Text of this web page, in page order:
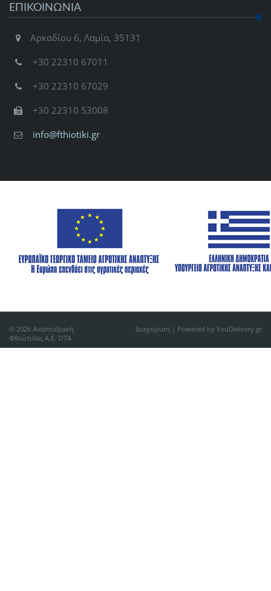
ΕΠΙΚΟΙΝΩΝΊΑ
Αρκαδίου 6, Λαμία, 35131
+30 22310 67011
+30 22310 67029
+30 22310 53008
info@fthiotiki.gr
© 2026 Αναπτυξιακή
Φθιώτιδας Α.Ε. ΟΤΑ
Διαχείριση | Powered by YouDelivery.gr